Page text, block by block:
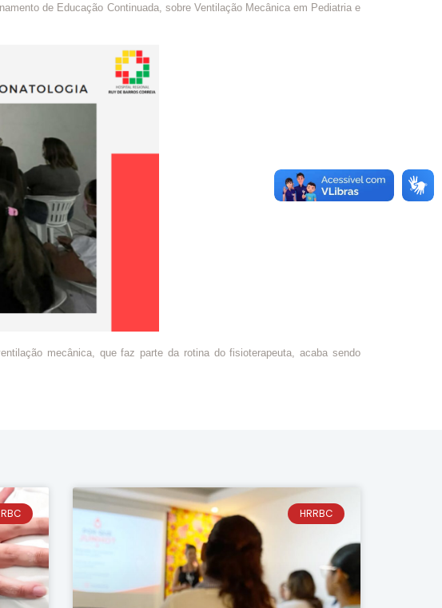
de Educação Continuada, sobre Ventilação Mecânica em Pediatria e
mecânica, que faz parte da rotina do fisioterapeuta, acaba sendo
HRRBC